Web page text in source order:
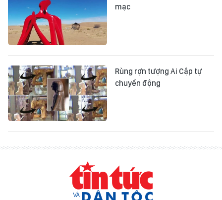
mạc
Rùng rợn tượng Ai Cập tự
chuyển động